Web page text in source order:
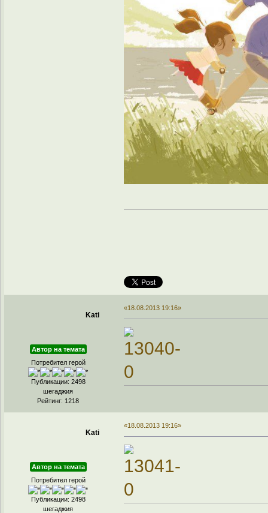
Kati
Автор на темата
Потребител герой
Публикации: 2498
шегаджия
Рейтинг: 1218
«18.08.2013 19:16»
Kati
Автор на темата
Потребител герой
Публикации: 2498
шегаджия
«18.08.2013 19:16»